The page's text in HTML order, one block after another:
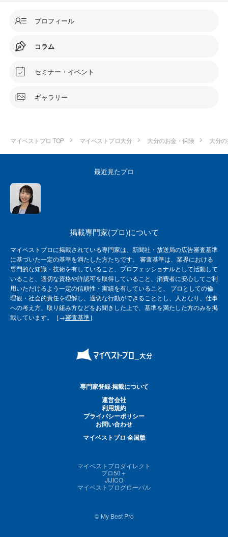
プロフィール
コラム
セミナー・イベント
ギャラリー
マイベストプロ TOP マイベストプロ大分 大分のお金・保険 大分
最近見たプロ
掲載専門家(プロ)について
マイベストプロに掲載されている専門家は、新聞社・放送局の広告審査基準
に基づいた一定の基準を満たした方たちです。 審査基準は、業界における
専門的な知識・技術を有していること、プロフェッショナルとして活動して
いること、適切な資格や許認可を取得していること、消費者に安心してご利
用いただけるよう一定の信頼性・実績を有していること、 プロとしての倫
理観・社会的責任を理解し、適切な行動ができることとし、人となり、仕事
への考え方、取り組み方などをお聞きした上で、基準を満たした方のみを掲
載しています。［→審査基準］
専門家登録·掲載について
運営会社
利用規約
プライバシーポリシー
お問い合わせ
マイベストプロ 全国版
マイベストプロダイレクト
プロ50＋
JIJICO
マイベストプログローバル
© My Best Pro